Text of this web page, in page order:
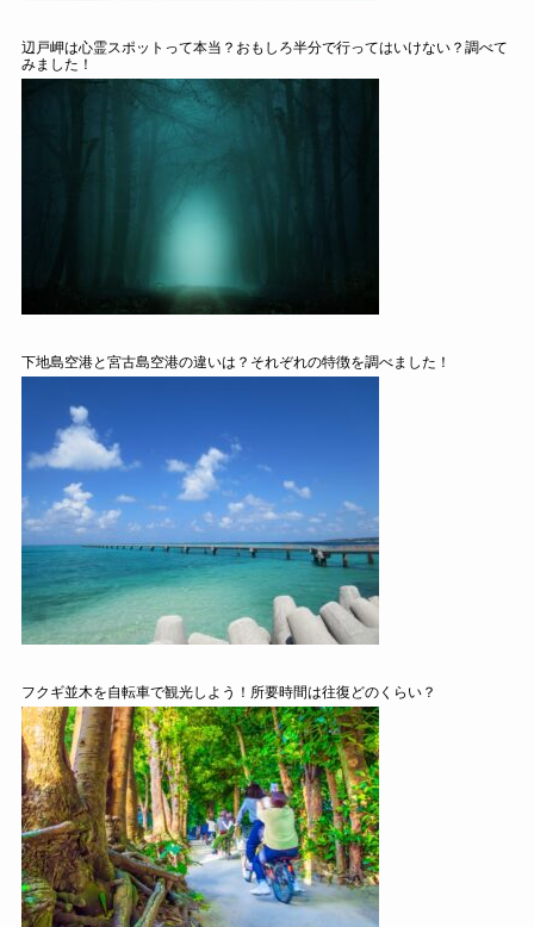
辺戸岬は心霊スポットって本当？おもしろ半分で行ってはいけない？調べて
みました！
下地島空港と宮古島空港の違いは？それぞれの特徴を調べました！
フクギ並木を自転車で観光しよう！所要時間は往復どのくらい？